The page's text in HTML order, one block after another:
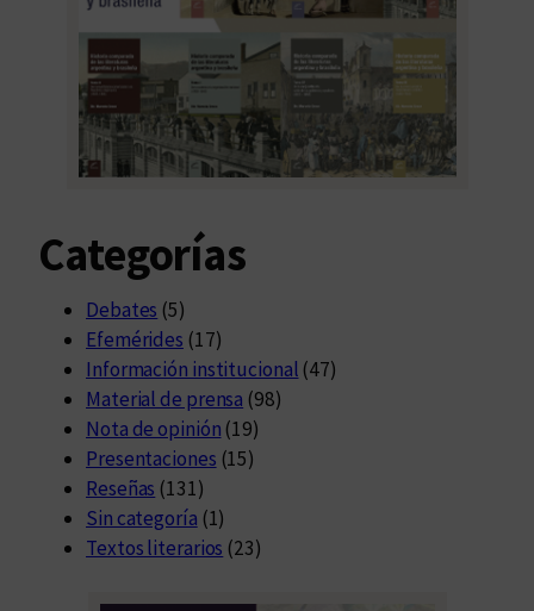
Categorías
Debates (5)
Efemérides (17)
Información institucional (47)
Material de prensa (98)
Nota de opinión (19)
Presentaciones (15)
Reseñas (131)
Sin categoría (1)
Textos literarios (23)